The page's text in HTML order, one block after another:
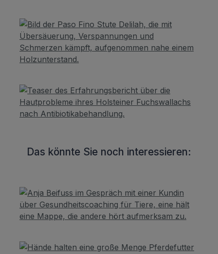
Das könnte Sie noch interessieren: